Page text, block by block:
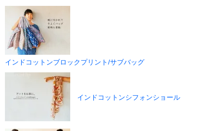
インドコットンブロックプリント/サブバッグ
インドコットンシフォンショール